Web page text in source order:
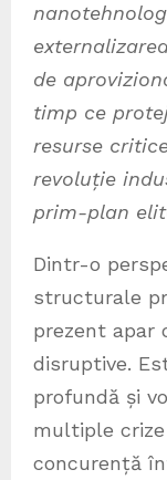
de
timp ce
resurse
revoluție
prim-plan
Dintr-o
structurale
prezent apar
disruptive.
profundă și
multiple
concurență